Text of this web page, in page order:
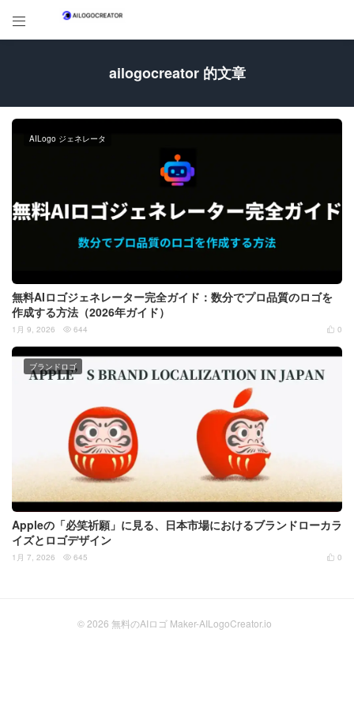

ailogocreator 的文章
無料AIロゴジェネレーター完全ガイド：数分でプロ品質のロゴを
作成する方法（2026年ガイド）
AILogo ジェネレータ
 0
1月 9, 2026  644
Appleの「必笑祈願」に見る、日本市場におけるブランドローカラ
イズとロゴデザイン
ブランドロゴ
 0
1月 7, 2026  645
© 2026 無料のAIロゴ Maker-AILogoCreator.io